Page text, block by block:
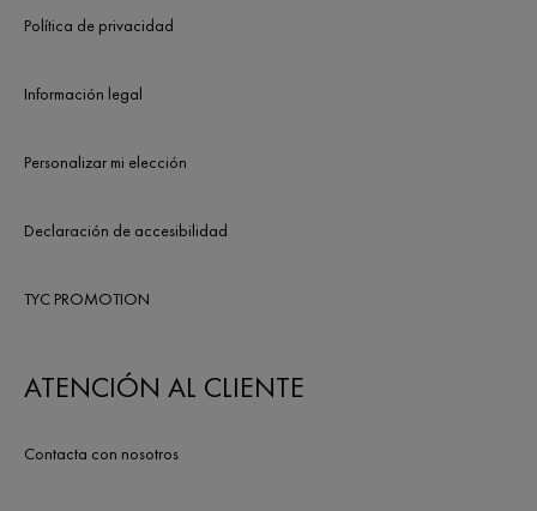
Política de privacidad
Información legal
Personalizar mi elección
Declaración de accesibilidad
TYC PROMOTION
ATENCIÓN AL CLIENTE
Contacta con nosotros